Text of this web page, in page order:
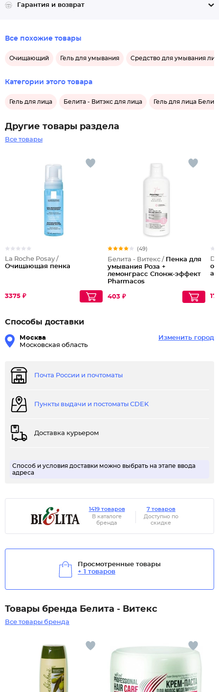
Гарантия и возврат
Все похожие товары
Очищающий Гель для умывания Средство для умывания
Категории этого товара
Гель для лица Белита - Витэкс для лица Гель для лица
Другие товары раздела
Все товары
La Roche Posay /
Очищающая пенка
3375 ₽
(49)
Белита - Витекс / Пенка для
умывания Роза +
лемонграсс Спонж-эффект
Pharmacos
403 ₽
Способы доставки
Москва
Московская область
Изменить город
Почта России и почтоматы
Пункты выдачи и постоматы CDEK
Доставка курьером
Способ и условия доставки можно выбрать на этапе ввода
адреса
1419 товаров
В каталоге
бренда
7 товаров
Доступно по
скидке
Просмотренные товары
+ 1 товаров
Товары бренда Белита - Витекс
Все товары бренда